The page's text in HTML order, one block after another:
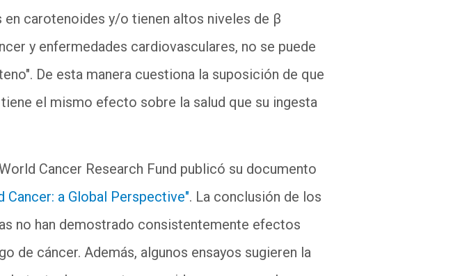
carotenoides y/o tienen altos niveles de β
y enfermedades cardiovasculares, no se puede
De esta manera cuestiona la suposición de que
el mismo efecto sobre la salud que su ingesta
Cancer Research Fund publicó su documento
a Global Perspective". La conclusión de los
no han demostrado consistentemente efectos
cáncer. Además, algunos ensayos sugieren la